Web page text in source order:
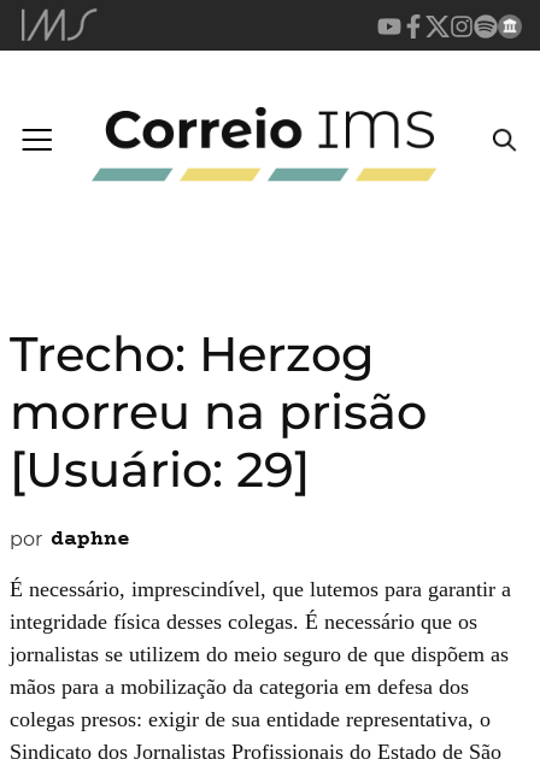
Trecho: Herzog
morreu na prisão
[Usuário: 29]
por daphne
É necessário, imprescindível, que lutemos para garantir a
integridade física desses colegas. É necessário que os
jornalistas se utilizem do meio seguro de que dispõem as
mãos para a mobilização da categoria em defesa dos
colegas presos: exigir de sua entidade representativa, o
Sindicato dos Jornalistas Profissionais do Estado de São